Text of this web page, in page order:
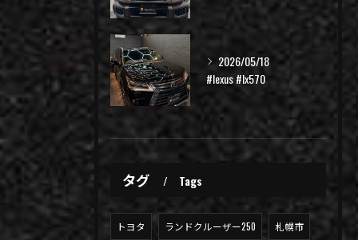
2026/05/18
#lexus #lx570
タグ Tags
トヨタ ランドクルーザー250 札幌市